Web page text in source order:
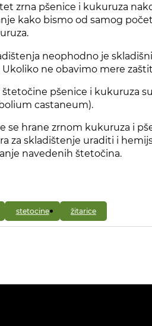
zrna pšenice i kukuruza
kako bismo od samog
neophodno je
ne obavimo mere
pšenice i kukuruza
castaneum).
se hrane zrnom kukuruza i
za skladištenje uraditi i
navedenih štetočina.
stetocine žitarice